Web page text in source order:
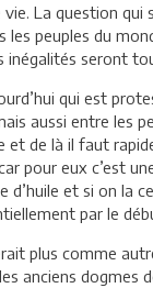
La question qui
les peuples du
inégalités seront
qui est
aussi entre les
et de là il faut
pour eux c’est
et si on la
par le
plus comme
anciens dogmes